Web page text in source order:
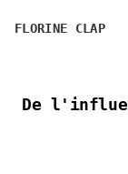
FLORINE CLAP
De